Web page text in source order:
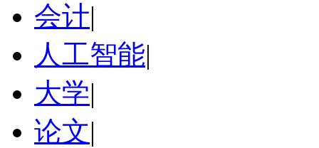
会计|
人工智能|
大学|
论文|